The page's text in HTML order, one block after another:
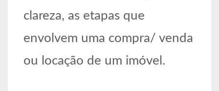
clareza, as etapas que
envolvem uma compra/ venda
ou locação de um imóvel.